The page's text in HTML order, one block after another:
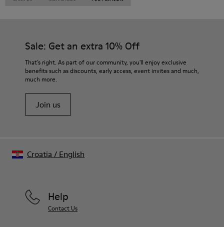
Sale: Get an extra 10% Off
That's right. As part of our community, you'll enjoy exclusive
benefits such as discounts, early access, event invites and much,
much more.
Join us
Help
Contact Us
Croatia / English